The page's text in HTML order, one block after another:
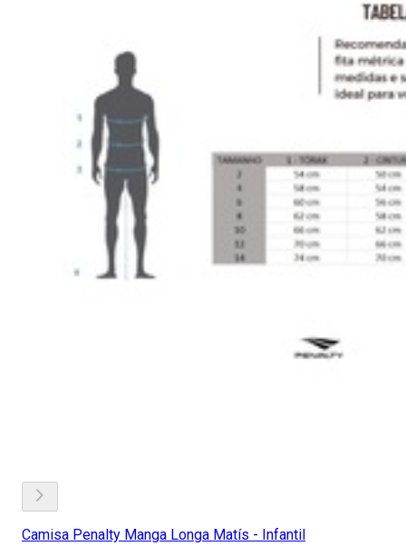
Camisa Penalty Manga Longa Matís - Infantil